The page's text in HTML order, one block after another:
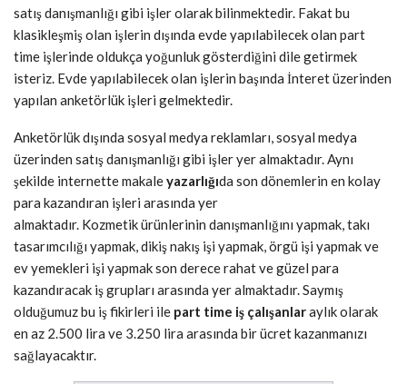
satış danışmanlığı gibi işler olarak bilinmektedir. Fakat bu
klasikleşmiş olan işlerin dışında evde yapılabilecek olan part
time işlerinde oldukça yoğunluk gösterdiğini dile getirmek
isteriz. Evde yapılabilecek olan işlerin başında İnteret üzerinden
yapılan anketörlük işleri gelmektedir.
Anketörlük dışında sosyal medya reklamları, sosyal medya
üzerinden satış danışmanlığı gibi işler yer almaktadır. Aynı
şekilde internette makaleyazarlığıda son dönemlerin en kolay
para kazandıran işleri arasında yer
almaktadır. Kozmetik ürünlerinin danışmanlığını yapmak, takı
tasarımcılığı yapmak, dikiş nakış işi yapmak, örgü işi yapmak ve
ev yemekleri işi yapmak son derece rahat ve güzel para
kazandıracak iş grupları arasında yer almaktadır. Saymış
olduğumuz bu iş fikirleri ile part time iş çalışanlaraylık olarak
en az 2.500 lira ve 3.250 lira arasında bir ücret kazanmanızı
sağlayacaktır.